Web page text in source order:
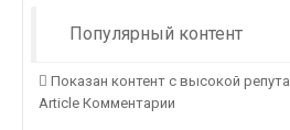
Популярный контент
Показан контент с высокой
Article Комментарии